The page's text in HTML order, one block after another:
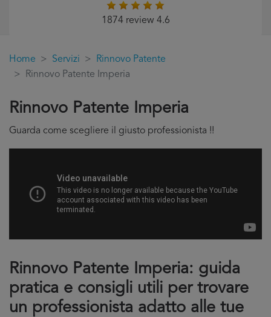
1874 review 4.6
Home Servizi
Rinnovo Patente
Rinnovo Patente Imperia
Rinnovo Patente Imperia
Guarda come scegliere il giusto professionista !!
Rinnovo Patente Imperia: guida
pratica e consigli utili per trovare
un professionista adatto alle tue